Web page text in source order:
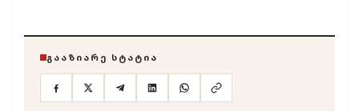
ᲒᲐᲐᲖᲘᲐᲠᲔ ᲡᲢᲐᲢᲘᲐ